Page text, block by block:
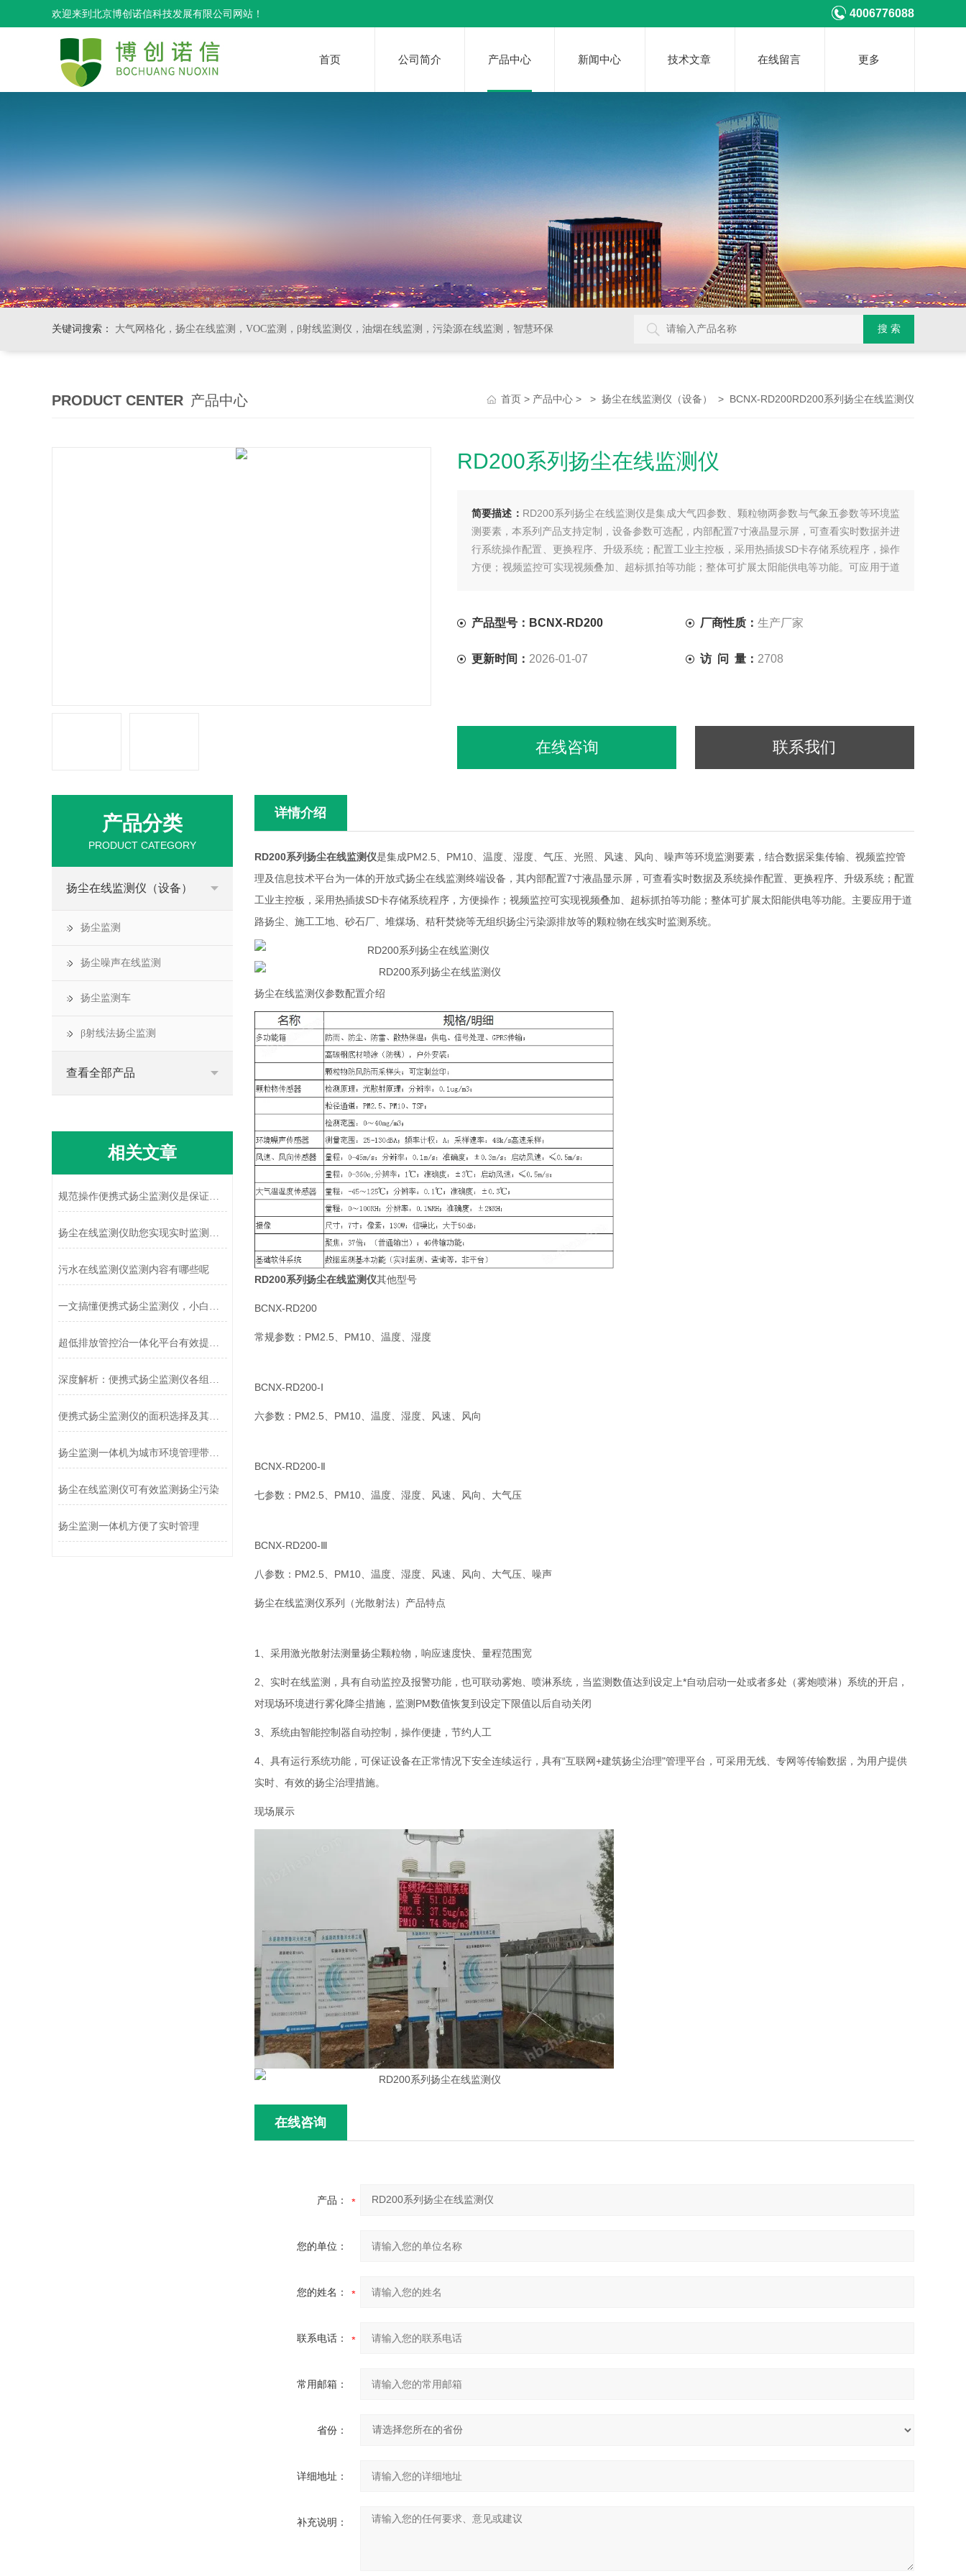
欢迎来到北京博创诺信科技发展有限公司网站！ 4006776088
首页 公司简介 产品中心 新闻中心 技术文章 在线留言 更多
关键词搜索： 大气网格化，扬尘在线监测，VOC监测，β射线监测仪，油烟在线监测，污染源在线监测，智慧环保
PRODUCT CENTER 产品中心 首页 > 产品中心 > > 扬尘在线监测仪（设备） > BCNX-RD200RD200系列扬尘在线监测仪
RD200系列扬尘在线监测仪
简要描述： RD200系列扬尘在线监测仪是集成大气四参数、颗粒物两参数与气象五参数等环境监
测要素，本系列产品支持定制，设备参数可选配，内部配置7寸液晶显示屏，可查看实时数据并进
行系统操作配置、更换程序、升级系统；配置工业主控板，采用热插拔SD卡存储系统程序，操作
方便；视频监控可实现视频叠加、超标抓拍等功能；整体可扩展太阳能供电等功能。可应用于道
产品型号：BCNX-RD200 厂商性质： 生产厂家
更新时间： 2026-01-07 访 问 量： 2708
在线咨询 联系我们
详情介绍
RD200系列扬尘在线监测仪是集成PM2.5、PM10、温度、湿度、气压、光照、风速、风向、噪声等环境监测要素，结合数据采集传输、视频监控管
理及信息技术平台为一体的开放式扬尘在线监测终端设备，其内部配置7寸液晶显示屏，可查看实时数据及系统操作配置、更换程序、升级系统；配置
工业主控板，采用热插拔SD卡存储系统程序，方便操作；视频监控可实现视频叠加、超标抓拍等功能；整体可扩展太阳能供电等功能。主要应用于道
路扬尘、施工工地、砂石厂、堆煤场、秸秆焚烧等无组织扬尘污染源排放等的颗粒物在线实时监测系统。
扬尘在线监测仪参数配置介绍
RD200系列扬尘在线监测仪其他型号
BCNX-RD200
常规参数：PM2.5、PM10、温度、湿度
BCNX-RD200-Ⅰ
六参数：PM2.5、PM10、温度、湿度、风速、风向
BCNX-RD200-Ⅱ
七参数：PM2.5、PM10、温度、湿度、风速、风向、大气压
BCNX-RD200-Ⅲ
八参数：PM2.5、PM10、温度、湿度、风速、风向、大气压、噪声
扬尘在线监测仪系列（光散射法）产品特点
1、采用激光散射法测量扬尘颗粒物，响应速度快、量程范围宽
2、实时在线监测，具有自动监控及报警功能，也可联动雾炮、喷淋系统，当监测数值达到设定上*自动启动一处或者多处（雾炮喷淋）系统的开启，
对现场环境进行雾化降尘措施，监测PM数值恢复到设定下限值以后自动关闭
3、系统由智能控制器自动控制，操作便捷，节约人工
4、具有运行系统功能，可保证设备在正常情况下安全连续运行，具有“互联网+建筑扬尘治理"管理平台，可采用无线、专网等传输数据，为用户提供
实时、有效的扬尘治理措施。
现场展示
在线咨询
产品：
您的单位：
您的姓名：
联系电话：
常用邮箱：
省份：
详细地址：
补充说明：
产品分类
PRODUCT CATEGORY
扬尘在线监测仪（设备）
扬尘监测
扬尘噪声在线监测
扬尘监测车
β射线法扬尘监测
查看全部产品
相关文章
规范操作便携式扬尘监测仪是保证扬尘检测数据真实有效的关键
扬尘在线监测仪助您实现实时监测扬尘浓度的变化
污水在线监测仪监测内容有哪些呢
一文搞懂便携式扬尘监测仪，小白也能看懂
超低排放管控治一体化平台有效提升了环保管理水平
深度解析：便携式扬尘监测仪各组成部件的功能特性全览
便携式扬尘监测仪的面积选择及其意义
扬尘监测一体机为城市环境管理带来更大的便利和效益
扬尘在线监测仪可有效监测扬尘污染
扬尘监测一体机方便了实时管理